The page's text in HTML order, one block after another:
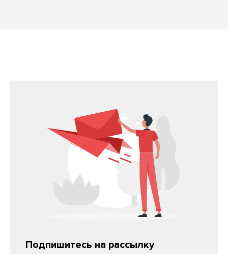
Подпишитесь на рассылку